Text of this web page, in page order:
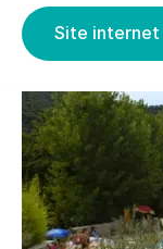
Site internet